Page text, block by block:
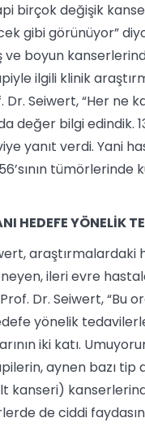
birçok değişik
gibi görünüyor”
ve boyun
ilgili klinik
Dr. Seiwert, “Her ne
değer bilgi edindik.
yanıt verdi. Yani
tümörlerinde
HEDEFE YÖNELİK
araştırmalardaki
ileri evre
Dr. Seiwert, “Bu
yönelik
iki katı.
aynen bazı tip
kanseri)
de ciddi